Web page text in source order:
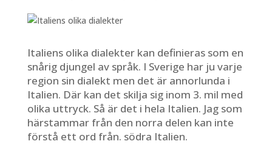
Italiens olika dialekter kan definieras som en
snårig djungel av språk. I Sverige har ju varje
region sin dialekt men det är annorlunda i
Italien. Där kan det skilja sig inom 3. mil med
olika uttryck. Så är det i hela Italien. Jag som
härstammar från den norra delen kan inte
förstå ett ord från. södra Italien.